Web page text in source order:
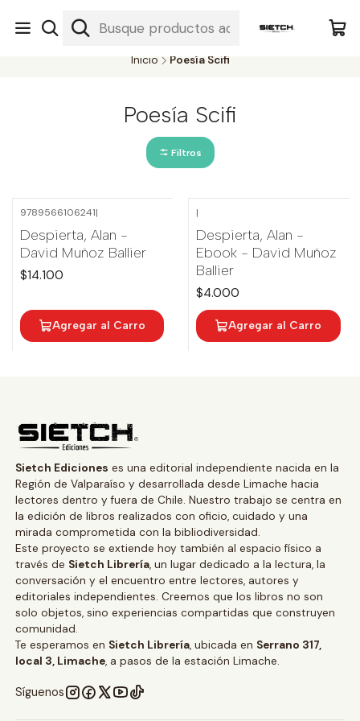
Nuestra librería - Serrano 317 local 3 - Limache.
#SomospartedelSietch
Inicio Poesía Scifi
Poesía Scifi
Filtros
9789566106241|
Despierta, Alan -
David Muñoz Ballier
$14.100
Agregar al Carro
|
Despierta, Alan -
Ebook - David Muñoz
Ballier
$4.000
Agregar al Carro
Sietch Ediciones es una editorial independiente nacida en la
Región de Valparaíso y desarrollada desde Limache hacia
lectores dentro y fuera de Chile. Nuestro trabajo se centra en
la edición de libros realizados con oficio, cuidado y una
mirada comprometida con la bibliodiversidad.
Este proyecto se extiende hoy también al espacio físico a
través de Sietch Librería, un lugar dedicado a la lectura, la
conversación y el encuentro entre lectores, autores y
editoriales independientes. Creemos que los libros no son
solo objetos, sino experiencias compartidas que construyen
comunidad.
Te esperamos en Sietch Librería, ubicada en Serrano 317,
local 3, Limache, a pasos de la estación Limache.
Síguenos